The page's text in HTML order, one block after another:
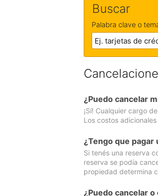
Buscar
Palabra clave o
¿Puedo cancelar
¡Sí! Cualquier cargo
Los costos
¿Tengo que pagar
Si tenés una reserva
reserva se podía
propiedad determina
¿Puedo cancelar